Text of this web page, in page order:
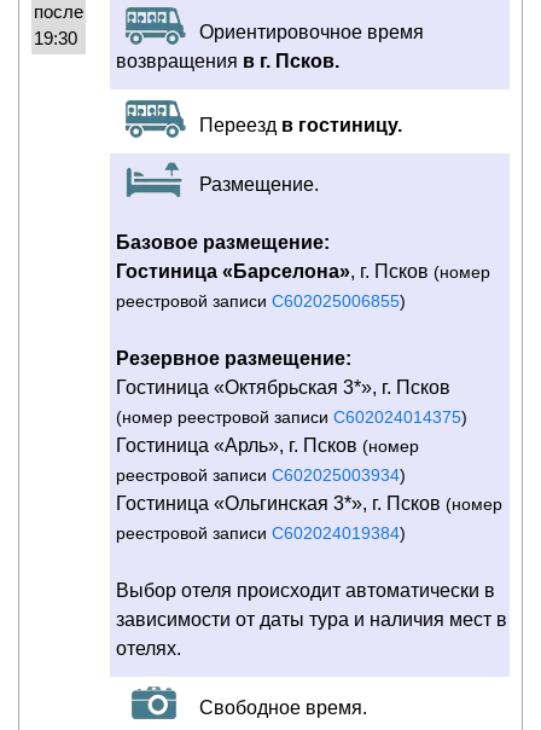
после
19:30
Ориентировочное время
возвращения в г. Псков.
Переезд в гостиницу.
Размещение.
Базовое размещение:
Гостиница «Барселона», г. Псков (номер
реестровой записи С602025006855)
Резервное размещение:
Гостиница «Октябрьская 3*», г. Псков
(номер реестровой записи С602024014375)
Гостиница «Арль», г. Псков (номер
реестровой записи С602025003934)
Гостиница «Ольгинская 3*», г. Псков (номер
реестровой записи С602024019384)
Выбор отеля происходит автоматически в
зависимости от даты тура и наличия мест в
отелях.
Свободное время.